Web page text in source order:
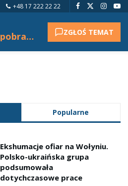
+48 17 222 22 22
Nie udało się pobrać tytułu. ZGŁOŚ TEMAT
Popularne
Ekshumacje ofiar na Wołyniu.
Polsko-ukraińska grupa
podsumowała
dotychczasowe prace